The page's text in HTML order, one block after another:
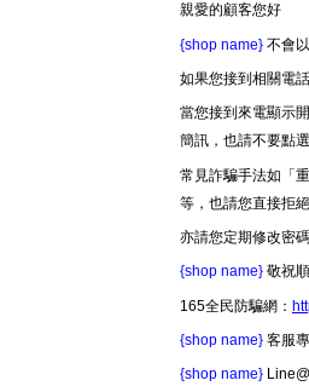
親愛的顧客您好
{shop name} 不會
如果您接到相關電
當您接到來電顯示
簡訊，也請不要點選
常見詐騙手法如「
等，也請您直接拒
亦請您定期修改密
{shop name} 敬祝
165全民防騙網：
{shop name} 客服
{shop name}